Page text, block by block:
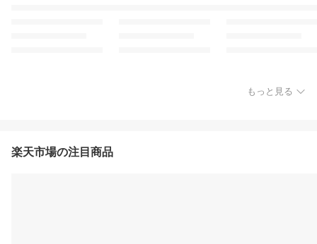
もっと見る
楽天市場の注目商品